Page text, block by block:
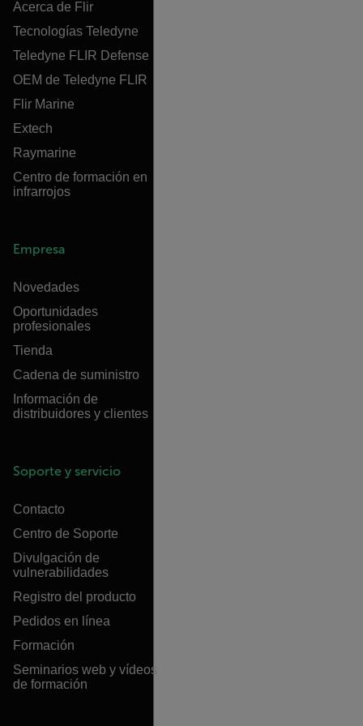
Acerca de Flir
Tecnologías Teledyne
Teledyne FLIR Defense
OEM de Teledyne FLIR
Flir Marine
Extech
Raymarine
Centro de formación en
infrarrojos
Empresa
Novedades
Oportunidades
profesionales
Tienda
Cadena de suministro
Información de
distribuidores y clientes
Soporte y servicio
Contacto
Centro de Soporte
Divulgación de
vulnerabilidades
Registro del producto
Pedidos en línea
Formación
Seminarios web y vídeos
de formación